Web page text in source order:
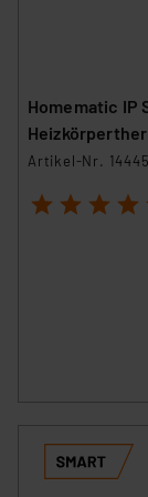
Homematic IP
Artikel-Nr.
1 2 3 4